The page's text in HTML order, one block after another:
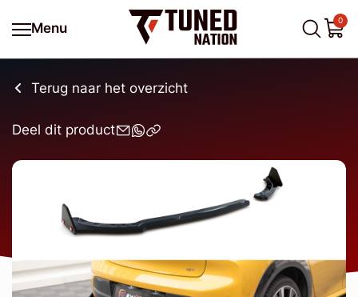
Menu
0
Terug naar het overzicht
Deel dit product